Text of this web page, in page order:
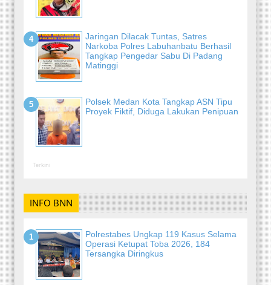
Jaringan Dilacak Tuntas, Satres
Narkoba Polres Labuhanbatu Berhasil
Tangkap Pengedar Sabu Di Padang
Matinggi
Polsek Medan Kota Tangkap ASN Tipu
Proyek Fiktif, Diduga Lakukan Penipuan
Terkini
INFO BNN
Polrestabes Ungkap 119 Kasus Selama
Operasi Ketupat Toba 2026, 184
Tersangka Diringkus